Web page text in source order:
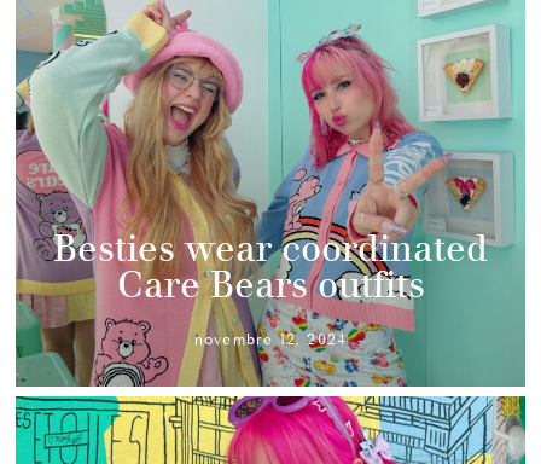
Besties wear coordinated
Care Bears outfits
novembre 12, 2024